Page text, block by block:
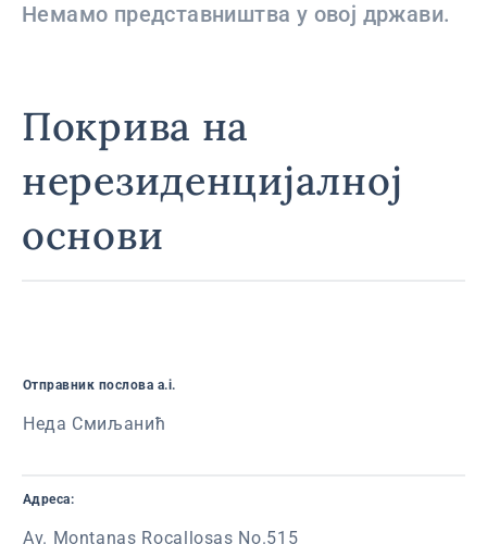
Немамо представништва у овој држави.
Покрива на
нерезиденцијалној
основи
Oтправник послова a.i.
Неда Смиљанић
Адреса:
Av. Montanas Rocallosas No.515